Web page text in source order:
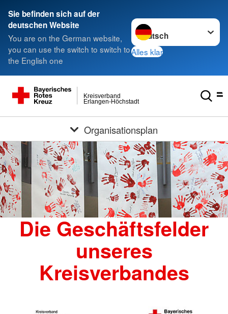
Sie befinden sich auf der
deutschen Website
You are on the German website,
you can use the switch to switch to
the English one
Sprache wechseln zu
Alles klar
Erlangen-Höchstadt
Kreisverband
Organisationsplan
Die Geschäftsfelder
unseres
Kreisverbandes